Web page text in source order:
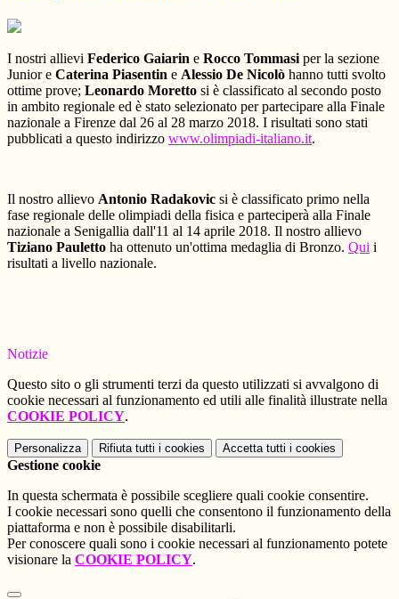
I nostri allievi Federico Gaiarin e Rocco Tommasi per la sezione
Junior e Caterina Piasentin e Alessio De Nicolò hanno tutti svolto
ottime prove; Leonardo Moretto si è classificato al secondo posto
in ambito regionale ed è stato selezionato per partecipare alla Finale
nazionale a Firenze dal 26 al 28 marzo 2018. I risultati sono stati
pubblicati a questo indirizzo www.olimpiadi-italiano.it.
Il nostro allievo Antonio Radakovic si è classificato primo nella
fase regionale delle olimpiadi della fisica e parteciperà alla Finale
nazionale a Senigallia dall'11 al 14 aprile 2018. Il nostro allievo
Tiziano Pauletto ha ottenuto un'ottima medaglia di Bronzo. Qui i
risultati a livello nazionale.
Notizie
Questo sito o gli strumenti terzi da questo utilizzati si avvalgono di
cookie necessari al funzionamento ed utili alle finalità illustrate nella
COOKIE POLICY.
Personalizza Rifiuta tutti i cookies Accetta tutti i cookies
Gestione cookie
In questa schermata è possibile scegliere quali cookie consentire.
I cookie necessari sono quelli che consentono il funzionamento della
piattaforma e non è possibile disabilitarli.
Per conoscere quali sono i cookie necessari al funzionamento potete
visionare la COOKIE POLICY.